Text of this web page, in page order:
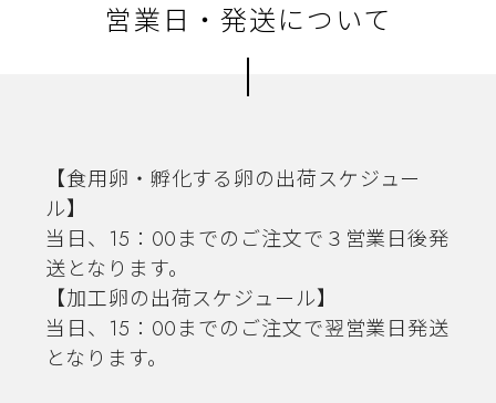
営業日・発送について
【食用卵・孵化する卵の出荷スケジュー
ル】
当日、15：00までのご注文で３営業日後発
送となります。
【加工卵の出荷スケジュール】
当日、15：00までのご注文で翌営業日発送
となります。